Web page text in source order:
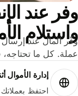
عند
كل ما تحتاجه،
إدارة الأموال
احتفظ بعملاتك